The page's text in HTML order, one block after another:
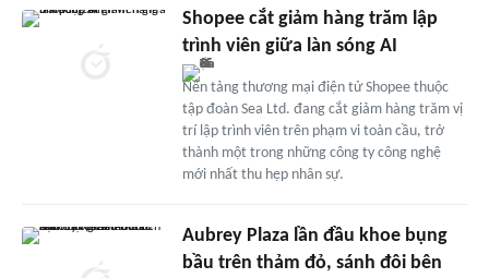
Shopee cắt giảm hàng trăm lập
trình viên giữa làn sóng AI
Nền tảng thương mại điện tử Shopee thuộc
tập đoàn Sea Ltd. đang cắt giảm hàng trăm vị
trí lập trình viên trên phạm vi toàn cầu, trở
thành một trong những công ty công nghệ
mới nhất thu hẹp nhân sự.
Aubrey Plaza lần đầu khoe bụng
bầu trên thảm đỏ, sánh đôi bên